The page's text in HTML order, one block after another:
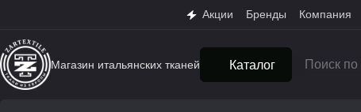
Акции Бренды Компания
Магазин итальянских тканей Каталог